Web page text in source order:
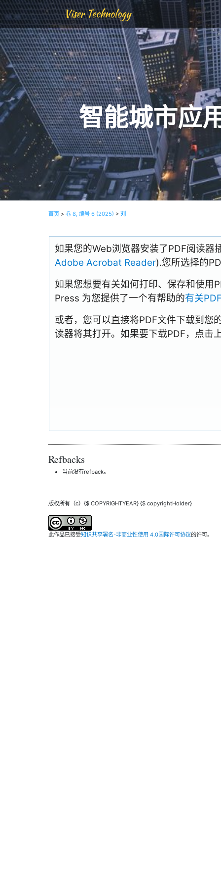
Viser Technology
智能城市应
首页 > 卷 8, 编号 6 (2025) > 刘
如果您的Web浏览器安装了PDF阅读器
Adobe Acrobat Reader).您所选择的
如果您想要有关如何打印、保存和使用
Press 为您提供了一个有帮助的有关
或者，您可以直接将PDF文件下载到您
读器将其打开。如果要下载PDF，点击
Refbacks
当前没有refback。
版权所有（c）{$ COPYRIGHTYEAR} {$ copyrightHolder}
此作品已接受知识共享署名-非商业性使用 4.0国际许可协议的许可。